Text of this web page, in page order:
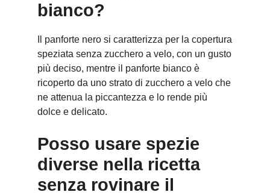
bianco?
Il panforte nero si caratterizza per la copertura
speziata senza zucchero a velo, con un gusto
più deciso, mentre il panforte bianco è
ricoperto da uno strato di zucchero a velo che
ne attenua la piccantezza e lo rende più
dolce e delicato.
Posso usare spezie
diverse nella ricetta
senza rovinare il